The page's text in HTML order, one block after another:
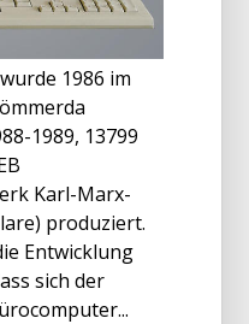
1986 im
1989, 13799
Karl-Marx-
produziert.
Entwicklung
sich der